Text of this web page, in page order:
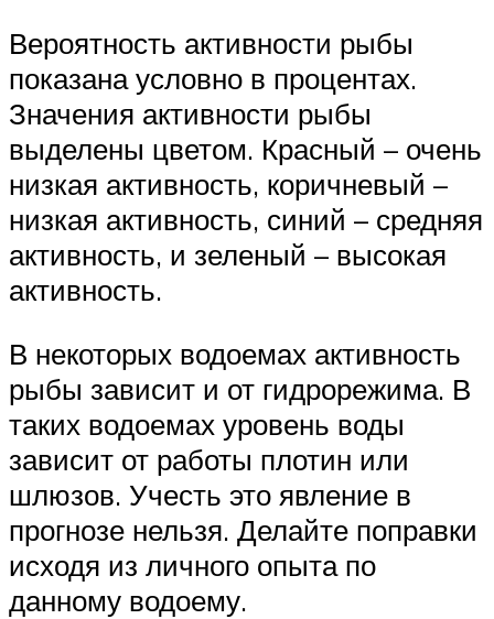
Вероятность активности рыбы
показана условно в процентах.
Значения активности рыбы
выделены цветом. Красный – очень
низкая активность, коричневый –
низкая активность, синий – средняя
активность, и зеленый – высокая
активность.
В некоторых водоемах активность
рыбы зависит и от гидрорежима. В
таких водоемах уровень воды
зависит от работы плотин или
шлюзов. Учесть это явление в
прогнозе нельзя. Делайте поправки
исходя из личного опыта по
данному водоему.